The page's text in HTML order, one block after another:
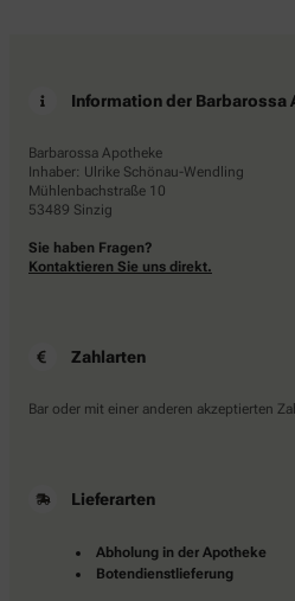
Information der Barbarossa
Barbarossa Apotheke
Inhaber: Ulrike Schönau-Wendling
Mühlenbachstraße 10
53489 Sinzig
Sie haben Fragen?
Kontaktieren Sie uns direkt.
Zahlarten
Bar oder mit einer anderen akzeptierten
Lieferarten
Abholung in der Apotheke
Botendienstlieferung